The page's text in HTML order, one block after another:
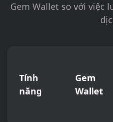
Gem Wallet so với việc
Tính
năng
Gem
Wallet